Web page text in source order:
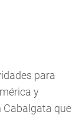
para
y
Cabalgata que